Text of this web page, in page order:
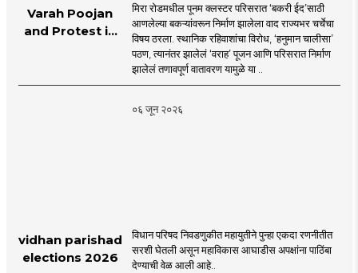
Varah Poojan
and Protest in
Mira Road
मिरा रोडमधील पूनम क्लस्टर परिसरात ‘बकरी ईद’साठी
आणलेल्या बकऱ्यांवरून निर्माण झालेला वाद राज्यभर चर्चेचा
विषय ठरला. स्थानिक रहिवाशांचा विरोध, ‘हनुमान चालीसा’
पठण, त्यानंतर झालेलं ‘वराह’ पूजन आणि परिसरात निर्माण
झालेलं तणावपूर्ण वातावरण यामुळे या ..
०६ जून २०२६
vidhan parishad
elections 2026
विधान परिषद निवडणुकीत महायुतीने पुन्हा एकदा रणनीतीत
सरशी घेतली असून महाविकास आघाडीस अपक्षांना पाठिंबा
देण्याची वेळ आली आहे..